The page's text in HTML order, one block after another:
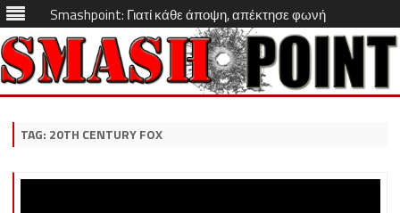
Smashpoint: Γιατί κάθε άποψη, απέκτησε φωνή
Skip
TAG: 20TH CENTURY FOX